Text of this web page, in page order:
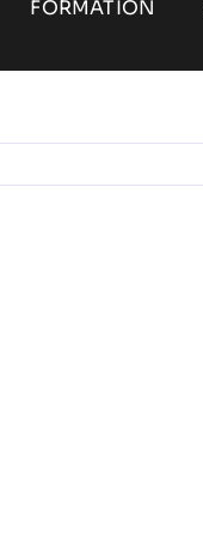
FORMATION